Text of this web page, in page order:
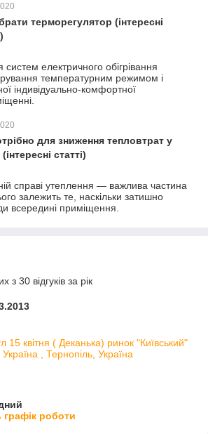
терморегулятор (інтересні
електричного обігрівання
температурним режимом і
індивідуально-комфортної
для зниження тепловтрат у
статті)
справі утеплення — важлива частина
залежить те, наскільки затишно
всередині приміщення.
з 30 відгуків за рік
15 квітня ( Деканька) ринок "Київський"
, Тернопіль, Україна
графік роботи